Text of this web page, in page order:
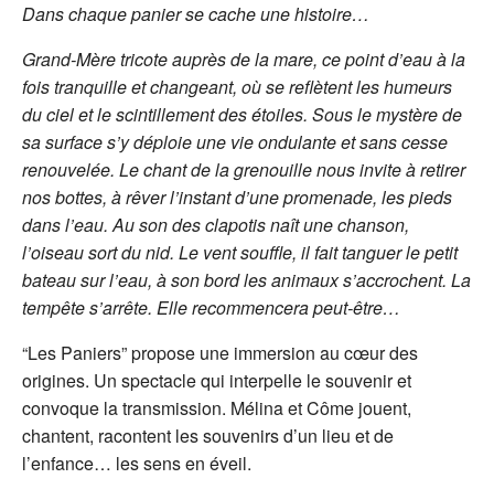
Dans chaque panier se cache une histoire…
Grand-Mère tricote auprès de la mare, ce point d’eau à la
fois tranquille et changeant, où se reflètent les humeurs
du ciel et le scintillement des étoiles. Sous le mystère de
sa surface s’y déploie une vie ondulante et sans cesse
renouvelée. Le chant de la grenouille nous invite à retirer
nos bottes, à rêver l’instant d’une promenade, les pieds
dans l’eau. Au son des clapotis naît une chanson,
l’oiseau sort du nid. Le vent souffle, il fait tanguer le petit
bateau sur l’eau, à son bord les animaux s’accrochent. La
tempête s’arrête. Elle recommencera peut-être…
“Les Paniers” propose une immersion au cœur des
origines. Un spectacle qui interpelle le souvenir et
convoque la transmission. Mélina et Côme jouent,
chantent, racontent les souvenirs d’un lieu et de
l’enfance… les sens en éveil.